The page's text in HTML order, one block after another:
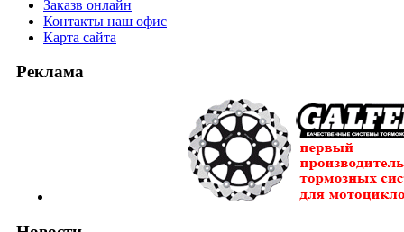
Заказв онлайн
Контакты наш офис
Карта сайта
Реклама